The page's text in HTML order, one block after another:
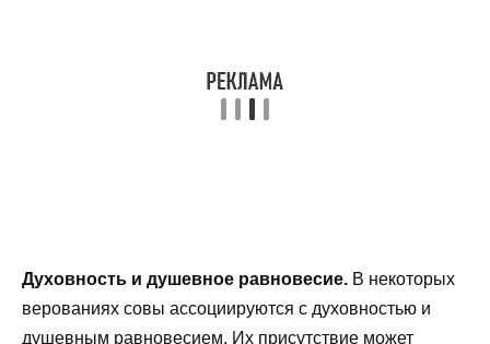
Духовность и душевное равновесие. В некоторых
верованиях совы ассоциируются с духовностью и
душевным равновесием. Их присутствие может